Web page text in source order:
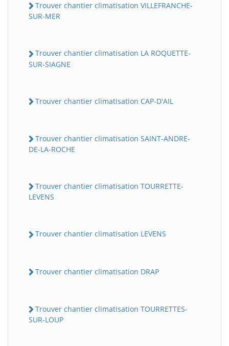
Trouver chantier climatisation VILLEFRANCHE-
SUR-MER
Trouver chantier climatisation LA ROQUETTE-
SUR-SIAGNE
Trouver chantier climatisation CAP-D'AIL
Trouver chantier climatisation SAINT-ANDRE-
DE-LA-ROCHE
Trouver chantier climatisation TOURRETTE-
LEVENS
Trouver chantier climatisation LEVENS
Trouver chantier climatisation DRAP
Trouver chantier climatisation TOURRETTES-
SUR-LOUP